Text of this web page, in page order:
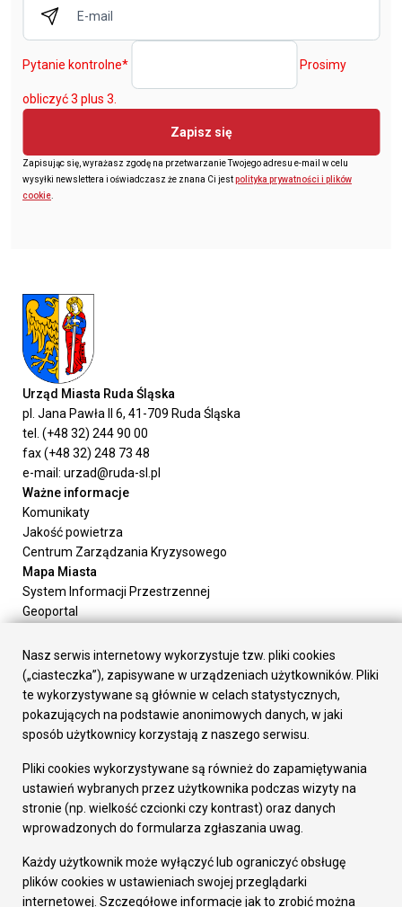
Pytanie kontrolne* Prosimy
obliczyć 3 plus 3.
Zapisz się
Zapisując się, wyrażasz zgodę na przetwarzanie Twojego adresu e-mail w celu
wysyłki newslettera i oświadczasz że znana Ci jestpolityka prywatności i plików
cookie
Urząd Miasta Ruda Śląska
pl. Jana Pawła II 6, 41-709 Ruda Śląska
tel. (+48 32) 244 90 00
fax (+48 32) 248 73 48
e-mail: urzad@ruda-sl.pl
Ważne informacje
Komunikaty
Jakość powietrza
Centrum Zarządzania Kryzysowego
Mapa Miasta
System Informacji Przestrzennej
Geoportal
Załatw sprawę
Prezydent Miasta
Rada Miasta
Wydziały
Elektroniczna Skrzynka Podawcza
Gospodarka
Fundusze europejskie
Środki krajowe
Oferty inwestycyjne
Pozostałe
Deklaracja dostępności
Nasz serwis internetowy wykorzystuje tzw. pliki cookies
(„ciasteczka”), zapisywane w urządzeniach użytkowników. Pliki
te wykorzystywane są głównie w celach statystycznych,
pokazujących na podstawie anonimowych danych, w jaki
sposób użytkownicy korzystają z naszego serwisu.
Pliki cookies wykorzystywane są również do zapamiętywania
ustawień wybranych przez użytkownika podczas wizyty na
stronie (np. wielkość czcionki czy kontrast) oraz danych
wprowadzonych do formularza zgłaszania uwag.
Każdy użytkownik może wyłączyć lub ograniczyć obsługę
plików cookies w ustawieniach swojej przeglądarki
internetowej. Szczegółowe informacje jak to zrobić można